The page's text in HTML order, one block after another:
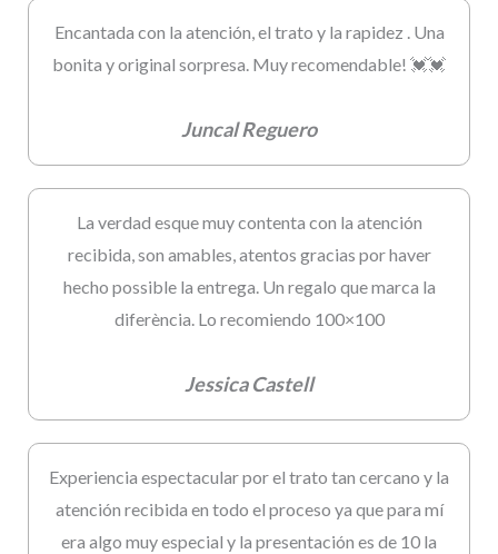
Encantada con la atención, el trato y la rapidez . Una
bonita y original sorpresa. Muy recomendable! 💓💓
Juncal Reguero
La verdad esque muy contenta con la atención
recibida, son amables, atentos gracias por haver
hecho possible la entrega. Un regalo que marca la
diferència. Lo recomiendo 100×100
Jessica Castell
Experiencia espectacular por el trato tan cercano y la
atención recibida en todo el proceso ya que para mí
era algo muy especial y la presentación es de 10 la